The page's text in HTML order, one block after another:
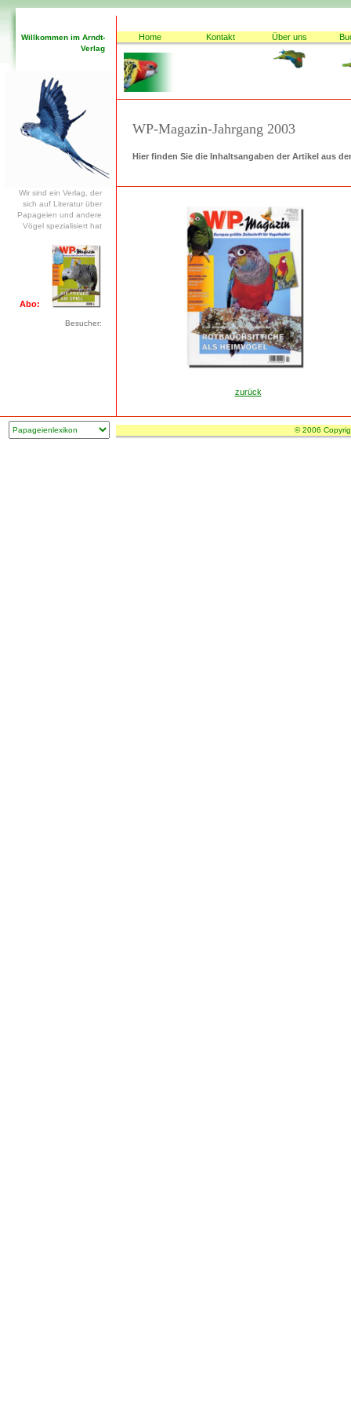
Willkommen im Arndt-
Verlag
Wir sind ein Verlag, der
sich auf Literatur über
Papageien und andere
Vögel spezialisiert hat
Abo:
Besucher:
Home Kontakt Über uns
WP-Magazin-Jahrgang 2003
Hier finden Sie die Inhaltsangaben der Artikel aus
zurück
© 2006